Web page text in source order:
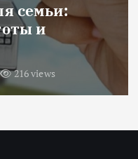
семьи:
и
216 views